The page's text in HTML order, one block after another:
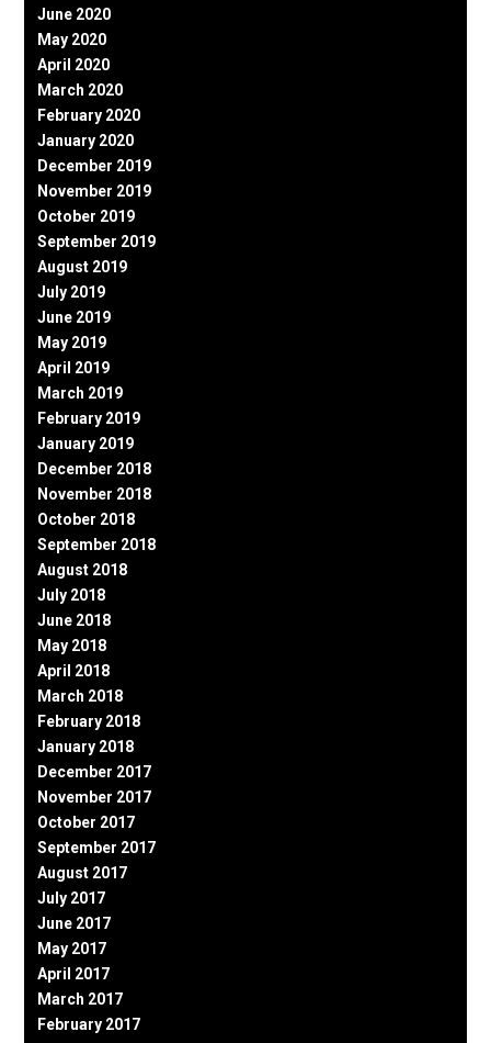
June 2020
May 2020
April 2020
March 2020
February 2020
January 2020
December 2019
November 2019
October 2019
September 2019
August 2019
July 2019
June 2019
May 2019
April 2019
March 2019
February 2019
January 2019
December 2018
November 2018
October 2018
September 2018
August 2018
July 2018
June 2018
May 2018
April 2018
March 2018
February 2018
January 2018
December 2017
November 2017
October 2017
September 2017
August 2017
July 2017
June 2017
May 2017
April 2017
March 2017
February 2017